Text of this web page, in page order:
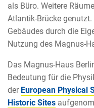
als Büro. Weitere
Atlantik-Brücke
Gebäudes durch die
Nutzung des Magnus-
Das Magnus-Haus
Bedeutung für die
der European Physical
Historic Sites